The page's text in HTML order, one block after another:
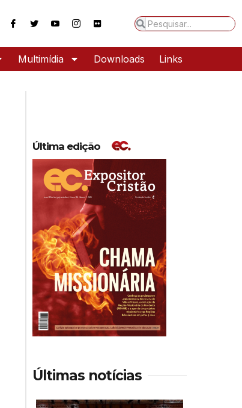
Multimídia Downloads Links
Última edição
Últimas notícias